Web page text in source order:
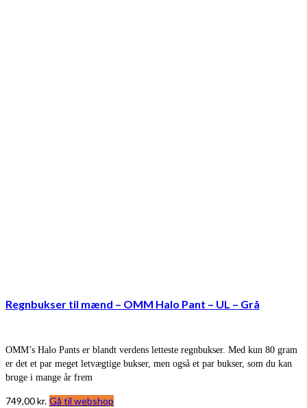
Regnbukser til mænd – OMM Halo Pant – UL – Grå
OMM’s Halo Pants er blandt verdens letteste regnbukser. Med kun 80 gram
er det et par meget letvægtige bukser, men også et par bukser, som du kan
bruge i mange år frem
749,00kr. Gå til webshop